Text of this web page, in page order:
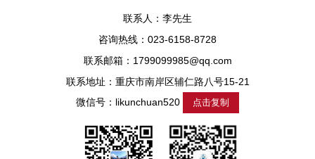
联系人：李先生
咨询热线：023-6158-8728
联系邮箱：1799099985@qq.com
联系地址：重庆市南岸区辅仁路八号15-21
微信号： likunchuan520 点击复制